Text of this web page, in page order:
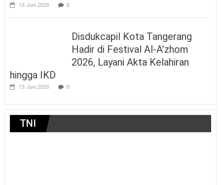
15 Juni 2026 0
Disdukcapil Kota Tangerang
Hadir di Festival Al-A’zhom
2026, Layani Akta Kelahiran
hingga IKD
15 Juni 2026 0
TNI